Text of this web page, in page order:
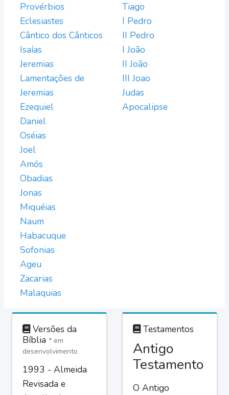
Provérbios
Eclesiastes
Cântico dos Cânticos
Isaías
Jeremias
Lamentações de
Jeremias
Ezequiel
Daniel
Oséias
Joel
Amós
Obadias
Jonas
Miquéias
Naum
Habacuque
Sofonias
Ageu
Zacarias
Malaquias
Tiago
I Pedro
II Pedro
I João
II João
III Joao
Judas
Apocalipse
Versões da
Bíblia * em
desenvolvimento
1993 - Almeida
Revisada e
Testamentos
Antigo
Testamento
O Antigo